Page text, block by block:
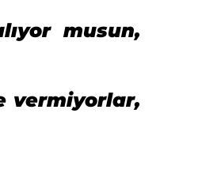
musun,
vermiyorlar,